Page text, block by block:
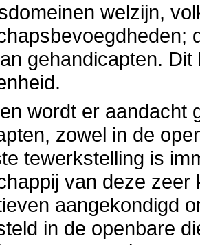
welzijn,
gehandicapten.
wordt er aandacht
zowel in de
tewerkstelling is
van deze
aangekondigd
in de openbare